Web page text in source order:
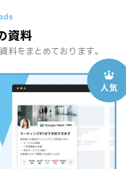
資料
料をまとめております。